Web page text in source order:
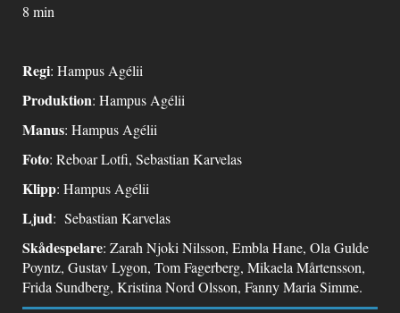
8 min
Regi: Hampus Agélii
Produktion: Hampus Agélii
Manus: Hampus Agélii
Foto: Reboar Lotfi, Sebastian Karvelas
Klipp: Hampus Agélii
Ljud: Sebastian Karvelas
Skådespelare: Zarah Njoki Nilsson, Embla Hane, Ola Gulde
Poyntz, Gustav Lygon, Tom Fagerberg, Mikaela Mårtensson,
Frida Sundberg, Kristina Nord Olsson, Fanny Maria Simme.